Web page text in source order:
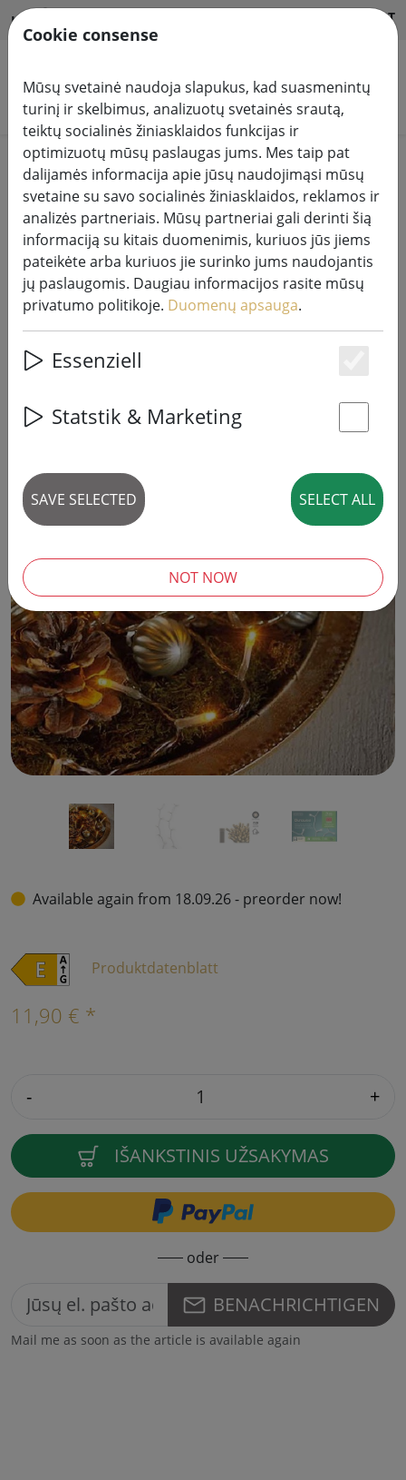
LT HILFE & SUPPORT
Ieškoti produktų
Home Pasakų žibintai
"Lumineo Durawise" pasakų
žibintai "Basic" 96 LED šiltos baltos
spalvos lauko 7,1 m baterijomis
maitinami skaidrūs
Available again from 18.09.26 - preorder now!
Produktdatenblatt
11,90 € *
- +
IŠANKSTINIS UŽSAKYMAS
oder
BENACHRICHTIGEN
Mail me as soon as the article is available again
Cookie consense
Mūsų svetainė naudoja slapukus, kad suasmenintų
turinį ir skelbimus, analizuotų svetainės srautą,
teiktų socialinės žiniasklaidos funkcijas ir
optimizuotų mūsų paslaugas jums. Mes taip pat
dalijamės informacija apie jūsų naudojimąsi mūsų
svetaine su savo socialinės žiniasklaidos, reklamos ir
analizės partneriais. Mūsų partneriai gali derinti šią
informaciją su kitais duomenimis, kuriuos jūs jiems
pateikėte arba kuriuos jie surinko jums naudojantis
jų paslaugomis. Daugiau informacijos rasite mūsų
privatumo politikoje. Duomenų apsauga.
Essenziell
Statstik & Marketing
SAVE SELECTED SELECT ALL
NOT NOW